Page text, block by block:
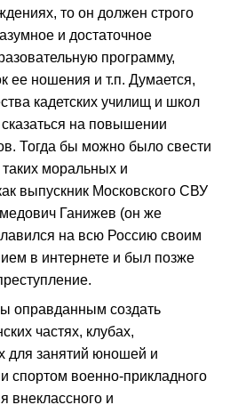
то он должен строго
и достаточное
программу,
ее ношения и т.п. Думается,
кадетских училищ и школ
на повышении
Тогда бы можно было свести
моральных и
выпускник Московского СВУ
Ганижев (он же
на всю Россию своим
в интернете и был позже
оправданным создать
частях, клубах,
для занятий юношей и
спортом военно-прикладного
внеклассного и